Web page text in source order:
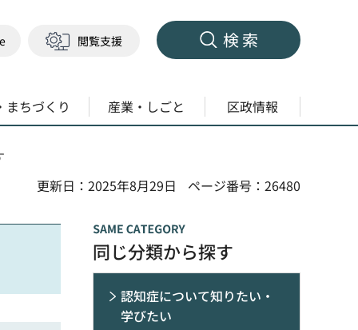
閲覧支援 検索
まちづくり 産業・しごと 区政情報
更新日：2025年8月29日
ページ番号：26480
同じ分類から探す
認知症について知りたい・
学びたい